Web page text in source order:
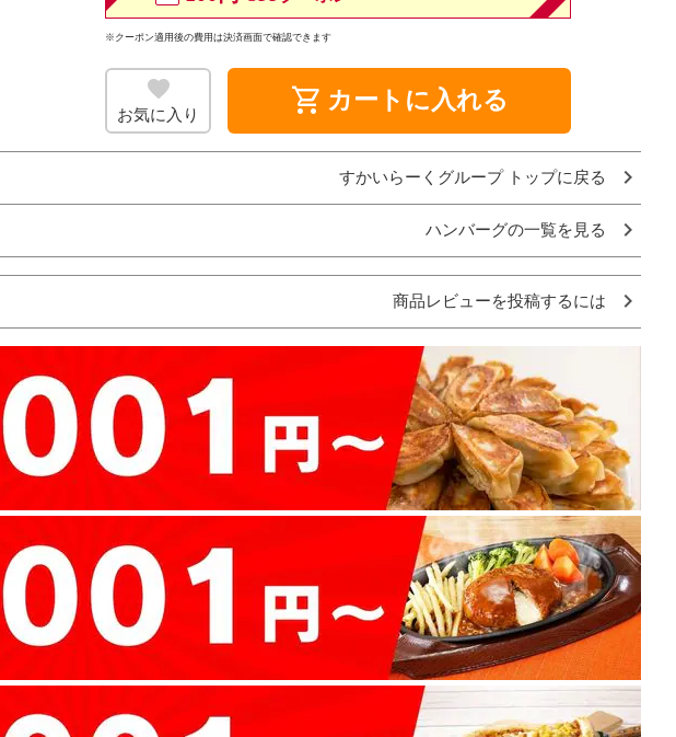
※クーポン適用後の費用は決済画面で確認できます
お気に入り shopping_cart カートに入れる
すかいらーくグループ トップに戻る
ハンバーグの一覧を見る
商品レビューを投稿するには